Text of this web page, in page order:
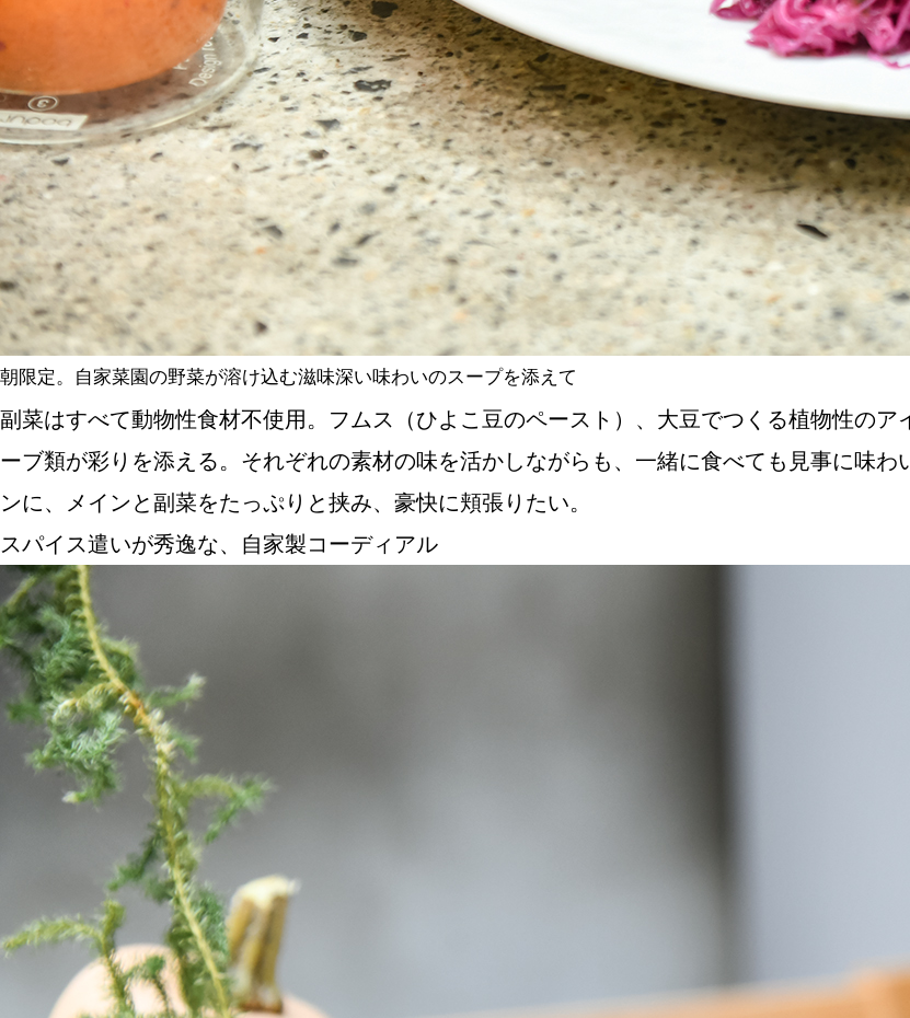
朝限定。自家菜園の野菜が溶け込む滋味深い味わいのスープを添えて
副菜はすべて動物性食材不使用。フムス（ひよこ豆のペースト）、大豆でつくる植物性の
ーブ類が彩りを添える。それぞれの素材の味を活かしながらも、一緒に食べても見事に味
ンに、メインと副菜をたっぷりと挟み、豪快に頬張りたい。
スパイス遣いが秀逸な、自家製コーディアル